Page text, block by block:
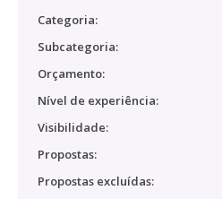
Categoria:
Subcategoria:
Orçamento:
Nível de experiência:
Visibilidade:
Propostas:
Propostas excluídas: